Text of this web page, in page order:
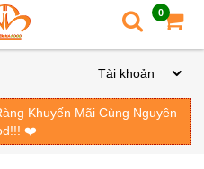
0
Tài khoản
Khuyến Mãi Cùng Nguyên
❤️